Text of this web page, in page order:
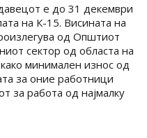
е до 31 декември
на К-15. Висината на
од Општиот
сектор од областа на
минимален износ од
за оние работници
за работа од најмалку